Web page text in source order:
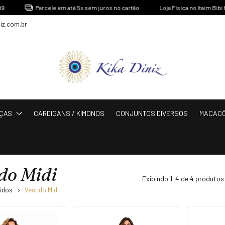
Parcele em até 5x sem juros no cartão Loja Física no Itaim Bibi há
CARDIGANS / KIMONOS CONJUNTOS DIVERSOS
Midi
Vestido Midi
Exibindo 1-4 de 4 produtos